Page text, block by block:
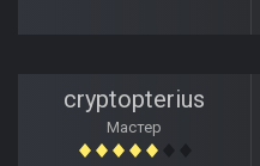
cryptopterius
Мастер